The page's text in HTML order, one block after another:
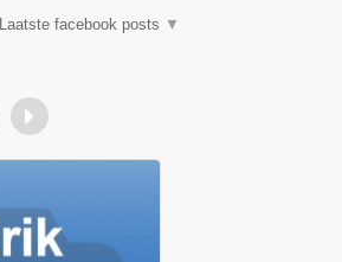
Laatste facebook posts ▼